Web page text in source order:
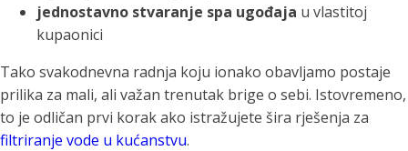
jednostavno stvaranje spa ugođaja u vlastitoj
kupaonici
Tako svakodnevna radnja koju ionako obavljamo postaje
prilika za mali, ali važan trenutak brige o sebi. Istovremeno,
to je odličan prvi korak ako istražujete šira rješenja za
filtriranje vode u kućanstvu.